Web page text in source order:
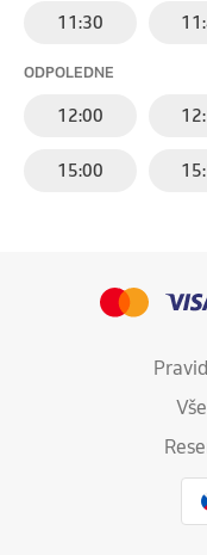
11:30
ODPOLEDNE
12:00
15:00